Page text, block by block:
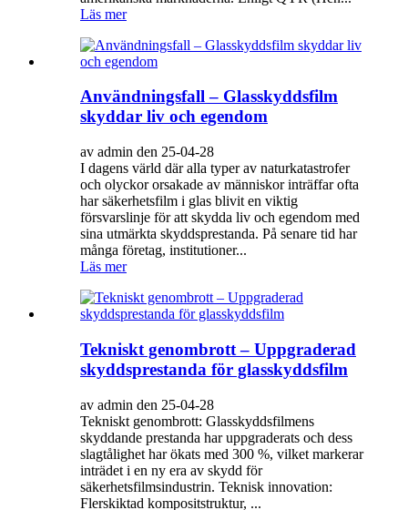
Läs mer
Användningsfall – Glasskyddsfilm
skyddar liv och egendom
av admin den 25-04-28
I dagens värld där alla typer av naturkatastrofer
och olyckor orsakade av människor inträffar ofta
har säkerhetsfilm i glas blivit en viktig
försvarslinje för att skydda liv och egendom med
sina utmärkta skyddsprestanda. På senare tid har
många företag, institutioner...
Läs mer
Tekniskt genombrott – Uppgraderad
skyddsprestanda för glasskyddsfilm
av admin den 25-04-28
Tekniskt genombrott: Glasskyddsfilmens
skyddande prestanda har uppgraderats och dess
slagtålighet har ökats med 300 %, vilket markerar
inträdet i en ny era av skydd för
säkerhetsfilmsindustrin. Teknisk innovation:
Flerskiktad kompositstruktur, ...